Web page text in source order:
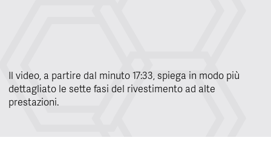
Il video, a partire dal minuto 17:33, spiega in modo più
dettagliato le sette fasi del rivestimento ad alte
prestazioni.